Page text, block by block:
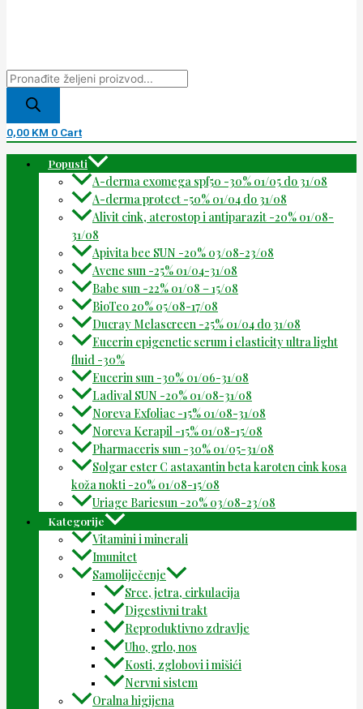
0,00 KM 0 Cart
Popusti
A-derma exomega spf50 -30% 01/05 do 31/08
A-derma protect -50% 01/04 do 31/08
Alivit cink, aterostop i antiparazit -20% 01/08-
31/08
Apivita bee SUN -20% 03/08-23/08
Avene sun -25% 01/04-31/08
Babe sun -22% 01/08 – 15/08
BioTeo 20% 05/08-17/08
Ducray Melascreen -25% 01/04 do 31/08
Eucerin epigenetic serum i elasticity ultra light
fluid -30%
Eucerin sun -30% 01/06-31/08
Ladival SUN -20% 01/08-31/08
Noreva Exfoliac -15% 01/08-31/08
Noreva Kerapil -15% 01/08-15/08
Pharmaceris sun -30% 01/05-31/08
Solgar ester C astaxantin beta karoten cink kosa
koža nokti -20% 01/08-15/08
Uriage Bariesun -20% 03/08-23/08
Kategorije
Vitamini i minerali
Imunitet
Samoliječenje
Srce, jetra, cirkulacija
Digestivni trakt
Reproduktivno zdravlje
Uho, grlo, nos
Kosti, zglobovi i mišići
Nervni sistem
Oralna higijena